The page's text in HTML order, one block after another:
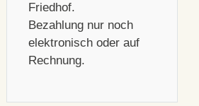
Friedhof.
Bezahlung nur noch
elektronisch oder auf
Rechnung.